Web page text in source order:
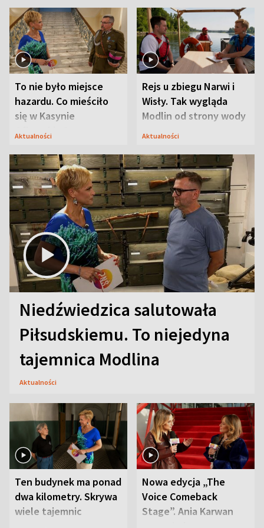
To nie było miejsce
hazardu. Co mieściło
się w Kasynie
Oficerskim?
Aktualności
Rejs u zbiegu Narwi i
Wisły. Tak wygląda
Modlin od strony wody
Aktualności
Niedźwiedzica salutowała
Piłsudskiemu. To niejedyna
tajemnica Modlina
Aktualności
Ten budynek ma ponad
dwa kilometry. Skrywa
wiele tajemnic
Nowa edycja „The
Voice Comeback
Stage”. Ania Karwan